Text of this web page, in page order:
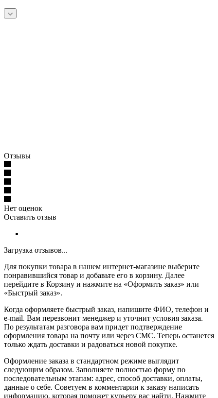
Отзывы
Нет оценок
Оставить отзыв
Загрузка отзывов...
Для покупки товара в нашем интернет-магазине выберите
понравившийся товар и добавьте его в корзину. Далее
перейдите в Корзину и нажмите на «Оформить заказ» или
«Быстрый заказ».
Когда оформляете быстрый заказ, напишите ФИО, телефон и
e-mail. Вам перезвонит менеджер и уточнит условия заказа.
По результатам разговора вам придет подтверждение
оформления товара на почту или через СМС. Теперь останется
только ждать доставки и радоваться новой покупке.
Оформление заказа в стандартном режиме выглядит
следующим образом. Заполняете полностью форму по
последовательным этапам: адрес, способ доставки, оплаты,
данные о себе. Советуем в комментарии к заказу написать
информацию, которая поможет курьеру вас найти. Нажмите